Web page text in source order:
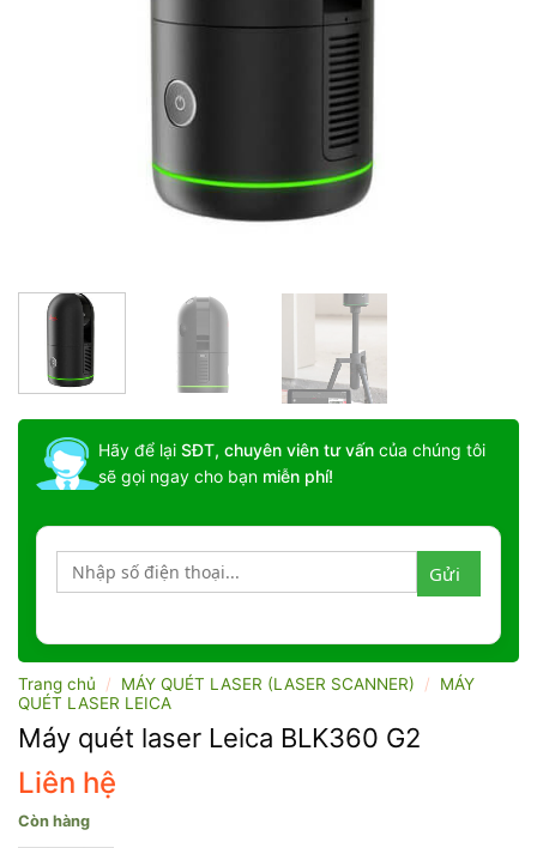
Hãy để lại SĐT, chuyên viên tư vấn của chúng tôi
sẽ gọi ngay cho bạn miễn phí!
Trang chủ / MÁY QUÉT LASER (LASER SCANNER) /
MÁY
QUÉT LASER LEICA
Máy quét laser Leica BLK360 G2
Liên hệ
Còn hàng